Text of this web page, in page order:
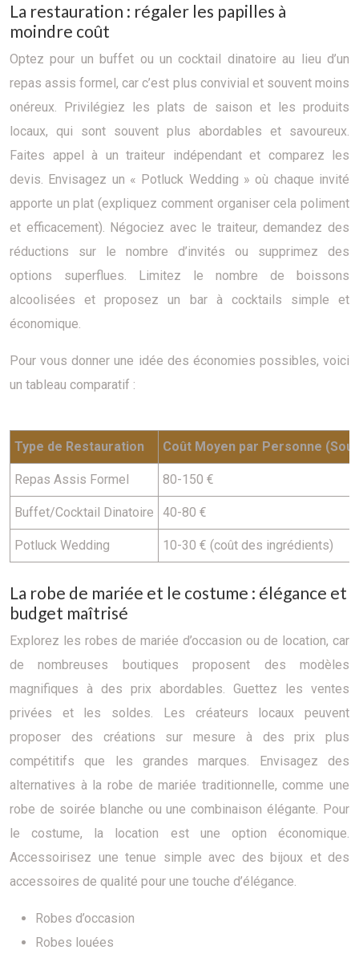
La restauration : régaler les papilles à
moindre coût
Optez pour un buffet ou un cocktail dinatoire au lieu d’un
repas assis formel, car c’est plus convivial et souvent moins
onéreux. Privilégiez les plats de saison et les produits
locaux, qui sont souvent plus abordables et savoureux.
Faites appel à un traiteur indépendant et comparez les
devis. Envisagez un « Potluck Wedding » où chaque invité
apporte un plat (expliquez comment organiser cela poliment
et efficacement). Négociez avec le traiteur, demandez des
réductions sur le nombre d’invités ou supprimez des
options superflues. Limitez le nombre de boissons
alcoolisées et proposez un bar à cocktails simple et
économique.
Pour vous donner une idée des économies possibles, voici
un tableau comparatif :
Type de Restauration Coût Moyen par Personne
Repas Assis Formel 80-150 €
Buffet/Cocktail Dinatoire 40-80 €
Potluck Wedding 10-30 € (coût des ingrédients)
La robe de mariée et le costume : élégance et
budget maîtrisé
Explorez les robes de mariée d’occasion ou de location, car
de nombreuses boutiques proposent des modèles
magnifiques à des prix abordables. Guettez les ventes
privées et les soldes. Les créateurs locaux peuvent
proposer des créations sur mesure à des prix plus
compétitifs que les grandes marques. Envisagez des
alternatives à la robe de mariée traditionnelle, comme une
robe de soirée blanche ou une combinaison élégante. Pour
le costume, la location est une option économique.
Accessoirisez une tenue simple avec des bijoux et des
accessoires de qualité pour une touche d’élégance.
Robes d’occasion
Robes louées